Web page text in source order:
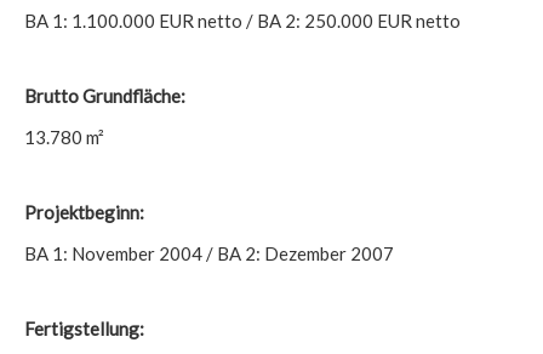
BA 1: 1.100.000 EUR netto / BA 2: 250.000 EUR netto
Brutto Grundfläche:
13.780 m²
Projektbeginn:
BA 1: November 2004 / BA 2: Dezember 2007
Fertigstellung: